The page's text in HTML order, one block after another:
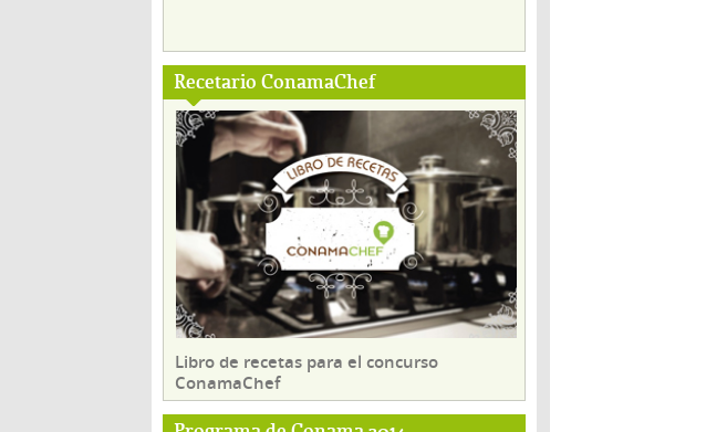
Recetario ConamaChef
Libro de recetas para el concurso
ConamaChef